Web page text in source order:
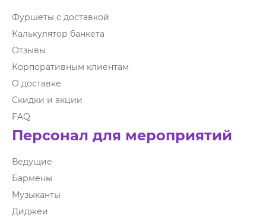
Фуршеты с доставкой
Калькулятор банкета
Отзывы
Корпоративным клиентам
О доставке
Скидки и акции
FAQ
Персонал для мероприятий
Ведущие
Бармены
Музыканты
Диджеи